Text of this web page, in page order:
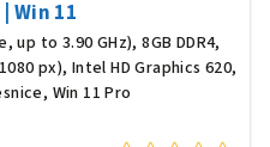
Win 11
up to 3.90 GHz), 8GB DDR4,
px), Intel HD Graphics 620,
Win 11 Pro